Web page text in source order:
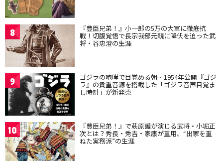
8 『豊臣兄弟！』小一郎の5万の大軍に徹底抗
戦！切腹覚悟で長宗我部元親に降伏を迫った武
将・谷忠澄の生涯
9 ゴジラの咆哮で目覚める朝…1954年公開『ゴジ
ラ』の貴重音源を搭載した「ゴジラ音声目覚ま
し時計」が新発売
10 『豊臣兄弟！』で萩原護が演じる武将・小堀正
次とは？秀長・秀吉・家康が重用、“出家を重
ねた実務派”の生涯